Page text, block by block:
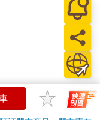
客製化商品）
經提供即為完成之線
。（如：電子書、電
衣褲、刮鬍刀、除毛